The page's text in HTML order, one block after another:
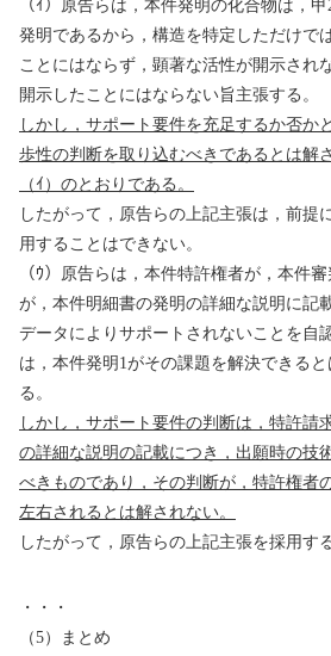
（ｲ）原告らは，本件発明の化合物は，甲
発明であるから，構造を特定しただけで
ことにはならず，顕著な活性が開示され
開示したことにはならない旨主張する。
しかし，サポート要件を充足するか否か
歩性の判断を取り込むべきであるとは解
（ｲ）のとおりである。
したがって，原告らの上記主張は，前提
用することはできない。
（ｳ）原告らは，本件特許権者が，本件
が，本件明細書の発明の詳細な説明に記
データによりサポートされないことを自
は，本件発明 1 がその課題を解決できる
る。
しかし，サポート要件の判断は，特許請
の詳細な説明の記載につき，出願時の技
べきものであり，その判断が，特許権者
左右されるとは解されない。
したがって，原告らの上記主張を採用す
・・・
（5）まとめ